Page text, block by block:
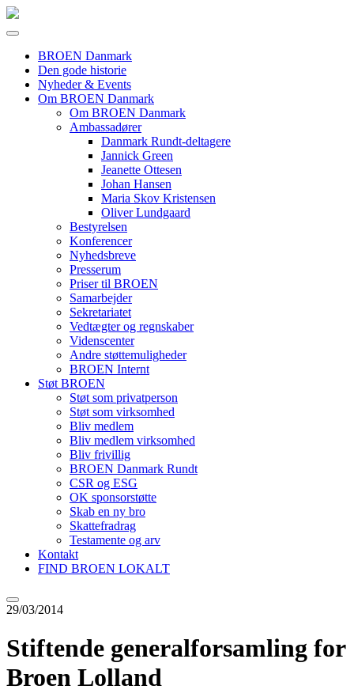
BROEN Danmark
Den gode historie
Nyheder & Events
Om BROEN Danmark
Om BROEN Danmark
Ambassadører
Danmark Rundt-deltagere
Jannick Green
Jeanette Ottesen
Johan Hansen
Maria Skov Kristensen
Oliver Lundgaard
Bestyrelsen
Konferencer
Nyhedsbreve
Presserum
Priser til BROEN
Samarbejder
Sekretariatet
Vedtægter og regnskaber
Videnscenter
Andre støttemuligheder
BROEN Internt
Støt BROEN
Støt som privatperson
Støt som virksomhed
Bliv medlem
Bliv medlem virksomhed
Bliv frivillig
BROEN Danmark Rundt
CSR og ESG
OK sponsorstøtte
Skab en ny bro
Skattefradrag
Testamente og arv
Kontakt
FIND BROEN LOKALT
29/03/2014
Stiftende generalforsamling for
Broen Lolland